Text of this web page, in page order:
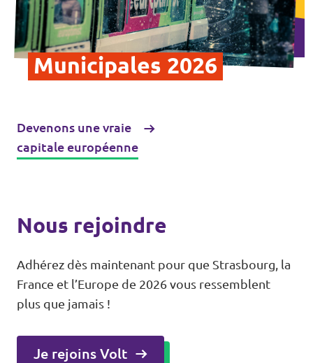
Municipales 2026
Devenons une vraie
capitale européenne
Nous rejoindre
Adhérez dès maintenant pour que Strasbourg, la
France et l’Europe de 2026 vous ressemblent
plus que jamais !
Je rejoins Volt